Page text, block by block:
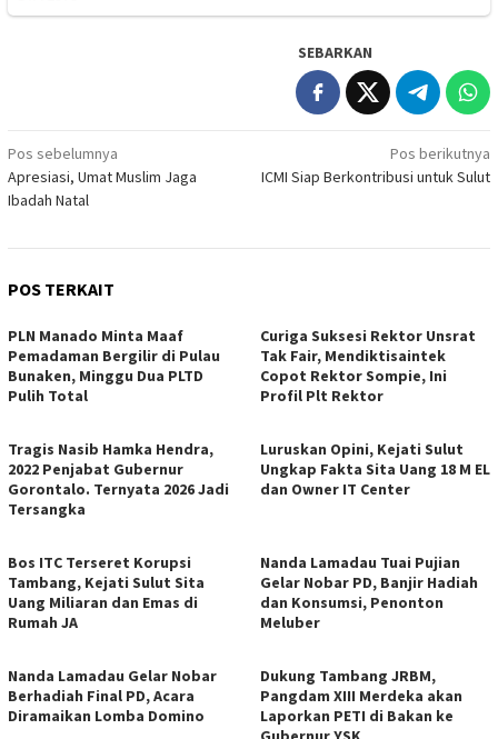
SEBARKAN
Navigasi
pos
Pos sebelumnya
Apresiasi, Umat Muslim Jaga
Ibadah Natal
Pos berikutnya
ICMI Siap Berkontribusi untuk Sulut
POS TERKAIT
PLN Manado Minta Maaf
Pemadaman Bergilir di Pulau
Bunaken, Minggu Dua PLTD
Pulih Total
Curiga Suksesi Rektor Unsrat
Tak Fair, Mendiktisaintek
Copot Rektor Sompie, Ini
Profil Plt Rektor
Tragis Nasib Hamka Hendra,
2022 Penjabat Gubernur
Gorontalo. Ternyata 2026 Jadi
Tersangka
Luruskan Opini, Kejati Sulut
Ungkap Fakta Sita Uang 18 M EL
dan Owner IT Center
Bos ITC Terseret Korupsi
Tambang, Kejati Sulut Sita
Uang Miliaran dan Emas di
Rumah JA
Nanda Lamadau Tuai Pujian
Gelar Nobar PD, Banjir Hadiah
dan Konsumsi, Penonton
Meluber
Nanda Lamadau Gelar Nobar
Berhadiah Final PD, Acara
Diramaikan Lomba Domino
Dukung Tambang JRBM,
Pangdam XIII Merdeka akan
Laporkan PETI di Bakan ke